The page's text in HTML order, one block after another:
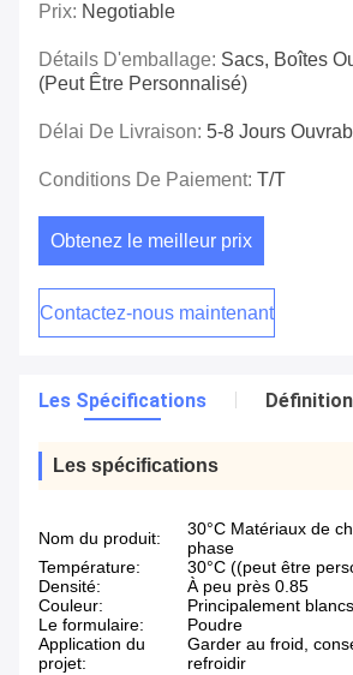
Prix: Negotiable
Détails D'emballage: Sacs, Boîtes
(peut Être Personnalisé)
Délai De Livraison: 5-8 Jours
Conditions De Paiement: T/T
Obtenez le meilleur prix
Contactez-nous maintenant
Les Spécifications Définition
Les spécifications
Nom du produit:
30°C Matériaux de
phase
Température:
30°C ((peut être
Densité:
À peu près 0.85
Couleur:
Principalement blancs
Le formulaire:
Poudre
Application du
projet:
Garder au froid,
refroidir